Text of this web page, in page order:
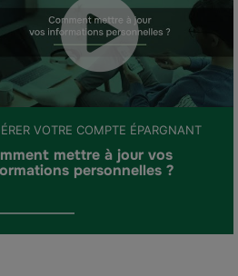
VOTRE COMPTE ÉPARGNANT
mettre à jour vos
personnelles ?